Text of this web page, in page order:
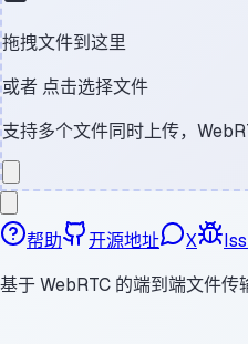
拖拽文件到这里
或者 点击选择文件
支持多个文件同时上传，
帮助 开源地址 X
基于 WebRTC 的端到端文件传